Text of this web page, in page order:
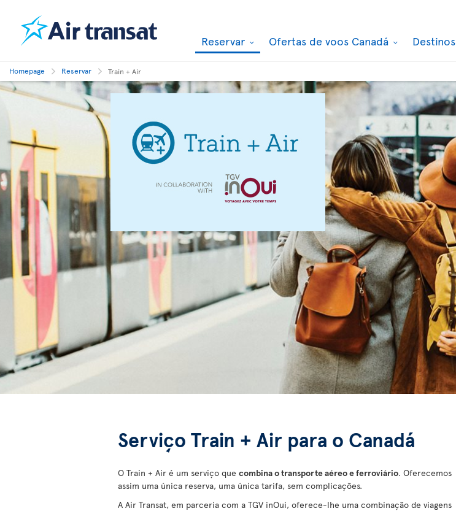
Reservar Ofertas de voos Canadá Destinos
Homepage Reservar Train + Air
Serviço Train + Air para o Canadá
O Train + Air é um serviço que combina o transporte aéreo e ferroviário. Oferecemos
assim uma única reserva, uma única tarifa, sem complicações.
A Air Transat, em parceria com a TGV inOui, oferece-lhe uma combinação de viagens